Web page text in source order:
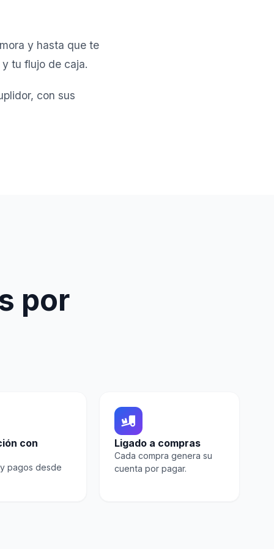
y hasta que te
tu flujo de caja.
con sus
por
con
pagos desde
Ligado a compras
Cada compra genera su
cuenta por pagar.